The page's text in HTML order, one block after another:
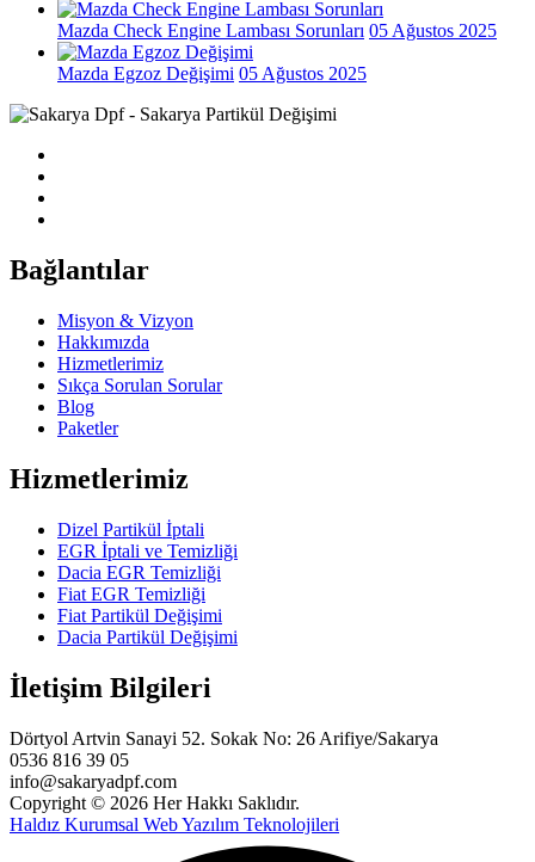
Mazda Check Engine Lambası Sorunları 05 Ağustos 2025
Mazda Egzoz Değişimi 05 Ağustos 2025
Bağlantılar
Misyon & Vizyon
Hakkımızda
Hizmetlerimiz
Sıkça Sorulan Sorular
Blog
Paketler
Hizmetlerimiz
Dizel Partikül İptali
EGR İptali ve Temizliği
Dacia EGR Temizliği
Fiat EGR Temizliği
Fiat Partikül Değişimi
Dacia Partikül Değişimi
İletişim Bilgileri
Dörtyol Artvin Sanayi 52. Sokak No: 26 Arifiye/Sakarya
0536 816 39 05
info@sakaryadpf.com
Copyright © 2026 Her Hakkı Saklıdır.
Haldız Kurumsal Web Yazılım Teknolojileri